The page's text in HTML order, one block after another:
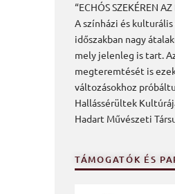
“ECHÓS SZEKÉREN AZ
A színházi és
időszakban nagy
mely jelenleg is tart.
megteremtését is
változásokhoz
Hallássérültek
Hadart Művészeti
TÁMOGATÓK ÉS